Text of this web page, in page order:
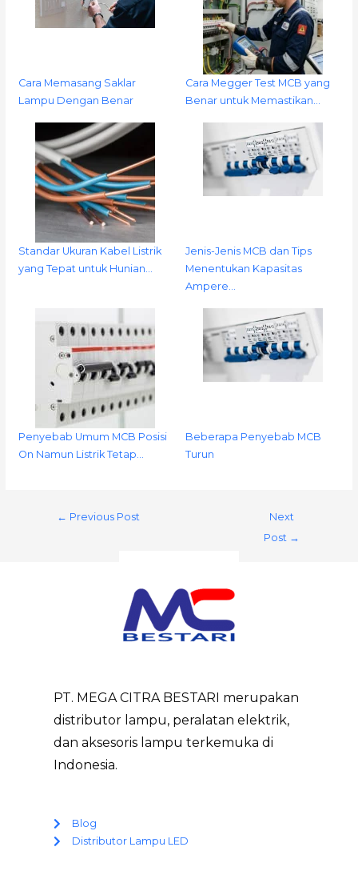
Cara Memasang Saklar
Lampu Dengan Benar
Cara Megger Test MCB yang
Benar untuk Memastikan…
Standar Ukuran Kabel Listrik
yang Tepat untuk Hunian…
Jenis-Jenis MCB dan Tips
Menentukan Kapasitas
Ampere…
Penyebab Umum MCB Posisi
On Namun Listrik Tetap…
Beberapa Penyebab MCB
Turun
← Previous Post
Next
Post →
PT. MEGA CITRA BESTARI merupakan
distributor lampu, peralatan elektrik,
dan aksesoris lampu terkemuka di
Indonesia.
Blog
Distributor Lampu LED